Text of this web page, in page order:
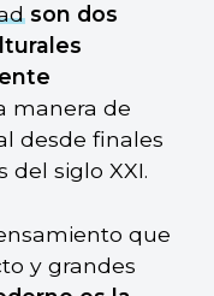
son dos
manera de
desde finales
del siglo XXI.
que
y grandes